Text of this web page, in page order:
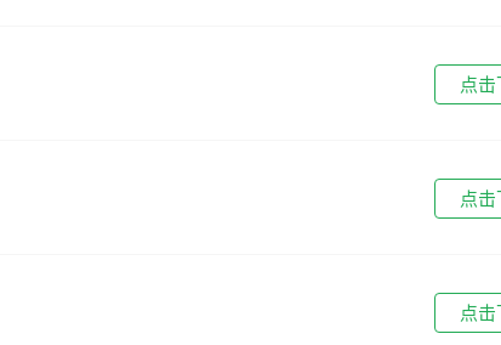
点
点
点